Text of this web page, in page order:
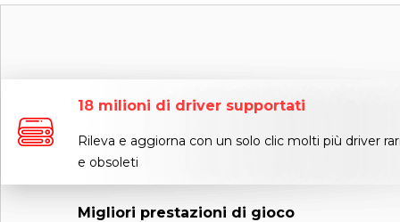
18 milioni di driver supportati
Rileva e aggiorna con un solo clic molti più driver
e obsoleti
Migliori prestazioni di gioco